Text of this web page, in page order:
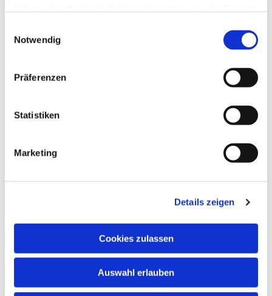
Notwendig
Präferenzen
Statistiken
Marketing
Details zeigen
Cookies zulassen
Auswahl erlauben
Dies könnte Sie auch